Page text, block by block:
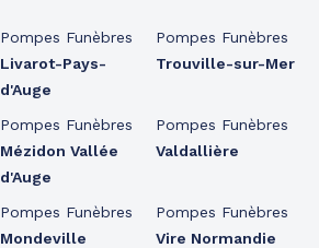
Pompes Funèbres
Livarot-Pays-
d'Auge
Pompes Funèbres
Mézidon Vallée
d'Auge
Pompes Funèbres
Mondeville
Pompes Funèbres
Trouville-sur-Mer
Pompes Funèbres
Valdallière
Pompes Funèbres
Vire Normandie